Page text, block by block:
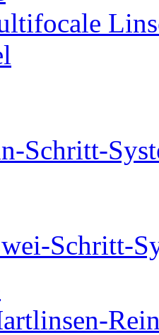
Schritt-
Schritt-